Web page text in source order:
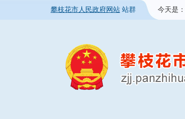
攀枝花市人民政府网站 站群 今天是：